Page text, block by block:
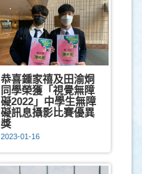
恭喜鍾家禧及田渝烔
同學榮獲「視覺無障
礙2022」中學生無障
礙訊息攝影比賽優異
獎
2023-01-16